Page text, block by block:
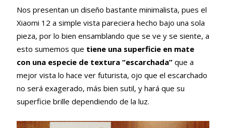
Nos presentan un diseño bastante minimalista, pues el
Xiaomi 12 a simple vista pareciera hecho bajo una sola
pieza, por lo bien ensamblando que se ve y se siente, a
esto sumemos que tiene una superficie en mate
con una especie de textura “escarchada”que a
mejor vista lo hace ver futurista, ojo que el escarchado
no será exagerado, más bien sutil, y hará que su
superficie brille dependiendo de la luz.